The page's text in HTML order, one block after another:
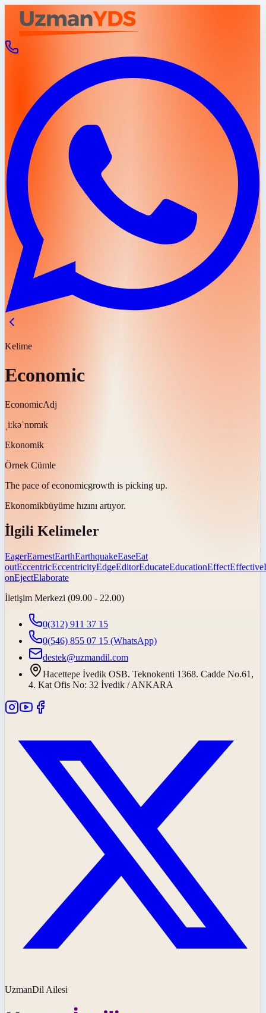
Kelime
Economic
EconomicAdj
ˌiːkəˈnɒmɪk
Ekonomik
Örnek Cümle
The pace of economicgrowth is picking up.
Ekonomikbüyüme hızını artıyor.
İlgili Kelimeler
EagerEarnestEarthEarthquakeEaseEat
outEccentricEccentricityEdgeEditorEducateEducationEffectEffective
onEjectElaborate
İletişim Merkezi (09.00 - 22.00)
0(312) 911 37 15
0(546) 855 07 15 (WhatsApp)
destek@uzmandil.com
Hacettepe İvedik OSB. Teknokenti 1368. Cadde No.61,
4. Kat Ofis No: 32 İvedik / ANKARA
UzmanDil Ailesi